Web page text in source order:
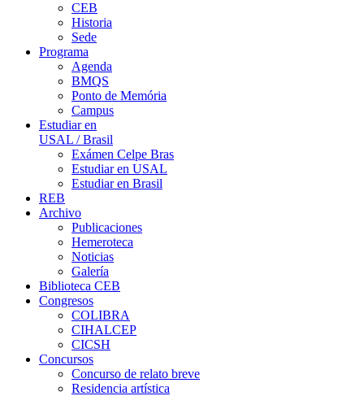
CEB
Historia
Sede
Programa
Agenda
BMQS
Ponto de Memória
Campus
Estudiar en
USAL / Brasil
Exámen Celpe Bras
Estudiar en USAL
Estudiar en Brasil
REB
Archivo
Publicaciones
Hemeroteca
Noticias
Galería
Biblioteca CEB
Congresos
COLIBRA
CIHALCEP
CICSH
Concursos
Concurso de relato breve
Residencia artística